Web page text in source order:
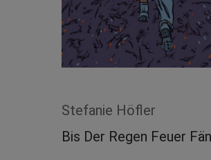
Stefanie Höfler
Bis Der Regen Feuer